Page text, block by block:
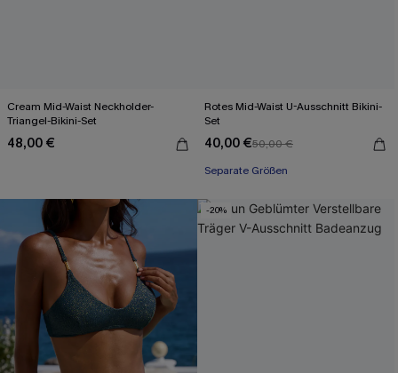
Cream Mid-Waist Neckholder-
Triangel-Bikini-Set
48,00 €
Rotes Mid-Waist U-Ausschnitt Bikini-
Set
40,00 €50,00 €
Separate Größen
-20%